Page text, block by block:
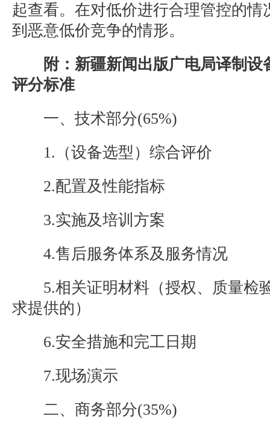
起查看。在对低价进行合理管控的情
到恶意低价竞争的情形。
附：新疆新闻出版广电局译制
评分标准
一、技术部分(65%)
1.（设备选型）综合评价
2.配置及性能指标
3.实施及培训方案
4.售后服务体系及服务情况
5.相关证明材料（授权、质量检
求提供的）
6.安全措施和完工日期
7.现场演示
二、商务部分(35%)